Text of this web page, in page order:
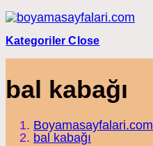
Skip
to
content
Kategoriler Close
bal kabağı
Boyamasayfalari.com
bal kabağı